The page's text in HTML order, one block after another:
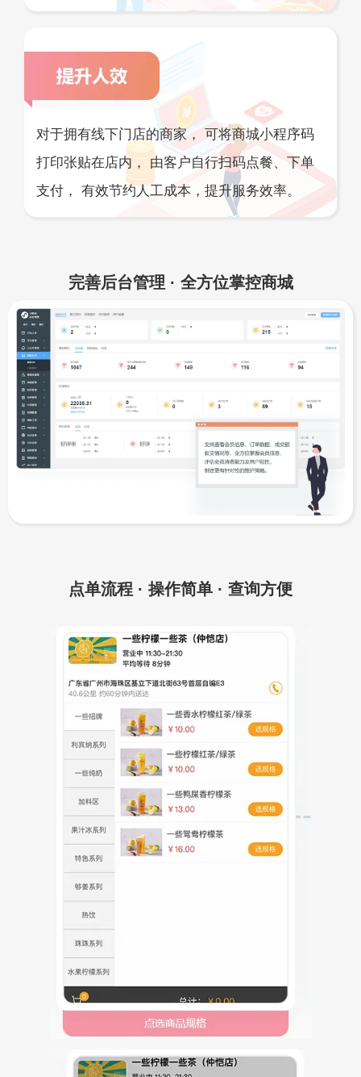
对于拥有线下门店的商家， 可将商城小程序码
打印张贴在店内， 由客户自行扫码点餐、下单
支付， 有效节约人工成本，提升服务效率。
完善后台管理 · 全方位掌控商城
点单流程 · 操作简单 · 查询方便